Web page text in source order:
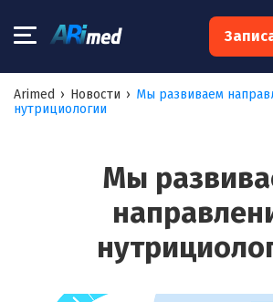
Arimed › Новости › Мы развиваем
нутрициологии
Мы
Запишитесь на
Ваш телефон:*